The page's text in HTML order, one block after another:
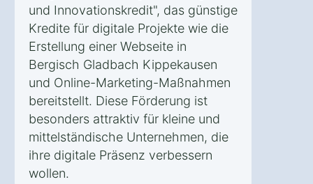
und Innovationskredit", das günstige
Kredite für digitale Projekte wie die
Erstellung einer Webseite in
Bergisch Gladbach Kippekausen
und Online-Marketing-Maßnahmen
bereitstellt. Diese Förderung ist
besonders attraktiv für kleine und
mittelständische Unternehmen, die
ihre digitale Präsenz verbessern
wollen.